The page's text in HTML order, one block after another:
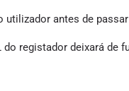
antes de
registador deixará de